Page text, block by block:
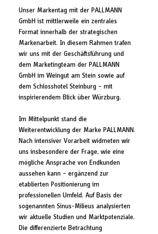
Unser Markentag mit der PALLMANN
GmbH ist mittlerweile ein zentrales
Format innerhalb der strategischen
Markenarbeit. In diesem Rahmen trafen
wir uns mit der Geschäftsführung und
dem Marketingteam der PALLMANN
GmbH im Weingut am Stein sowie auf
dem Schlosshotel Steinburg – mit
inspirierendem Blick über Würzburg.
Im Mittelpunkt stand die
Weiterentwicklung der Marke PALLMANN.
Nach intensiver Vorarbeit widmeten wir
uns insbesondere der Frage, wie eine
mögliche Ansprache von Endkunden
aussehen kann – ergänzend zur
etablierten Positionierung im
professionellen Umfeld. Auf Basis der
sogenannten Sinus-Milieus analysierten
wir aktuelle Studien und Marktpotenziale.
Die differenzierte Betrachtung